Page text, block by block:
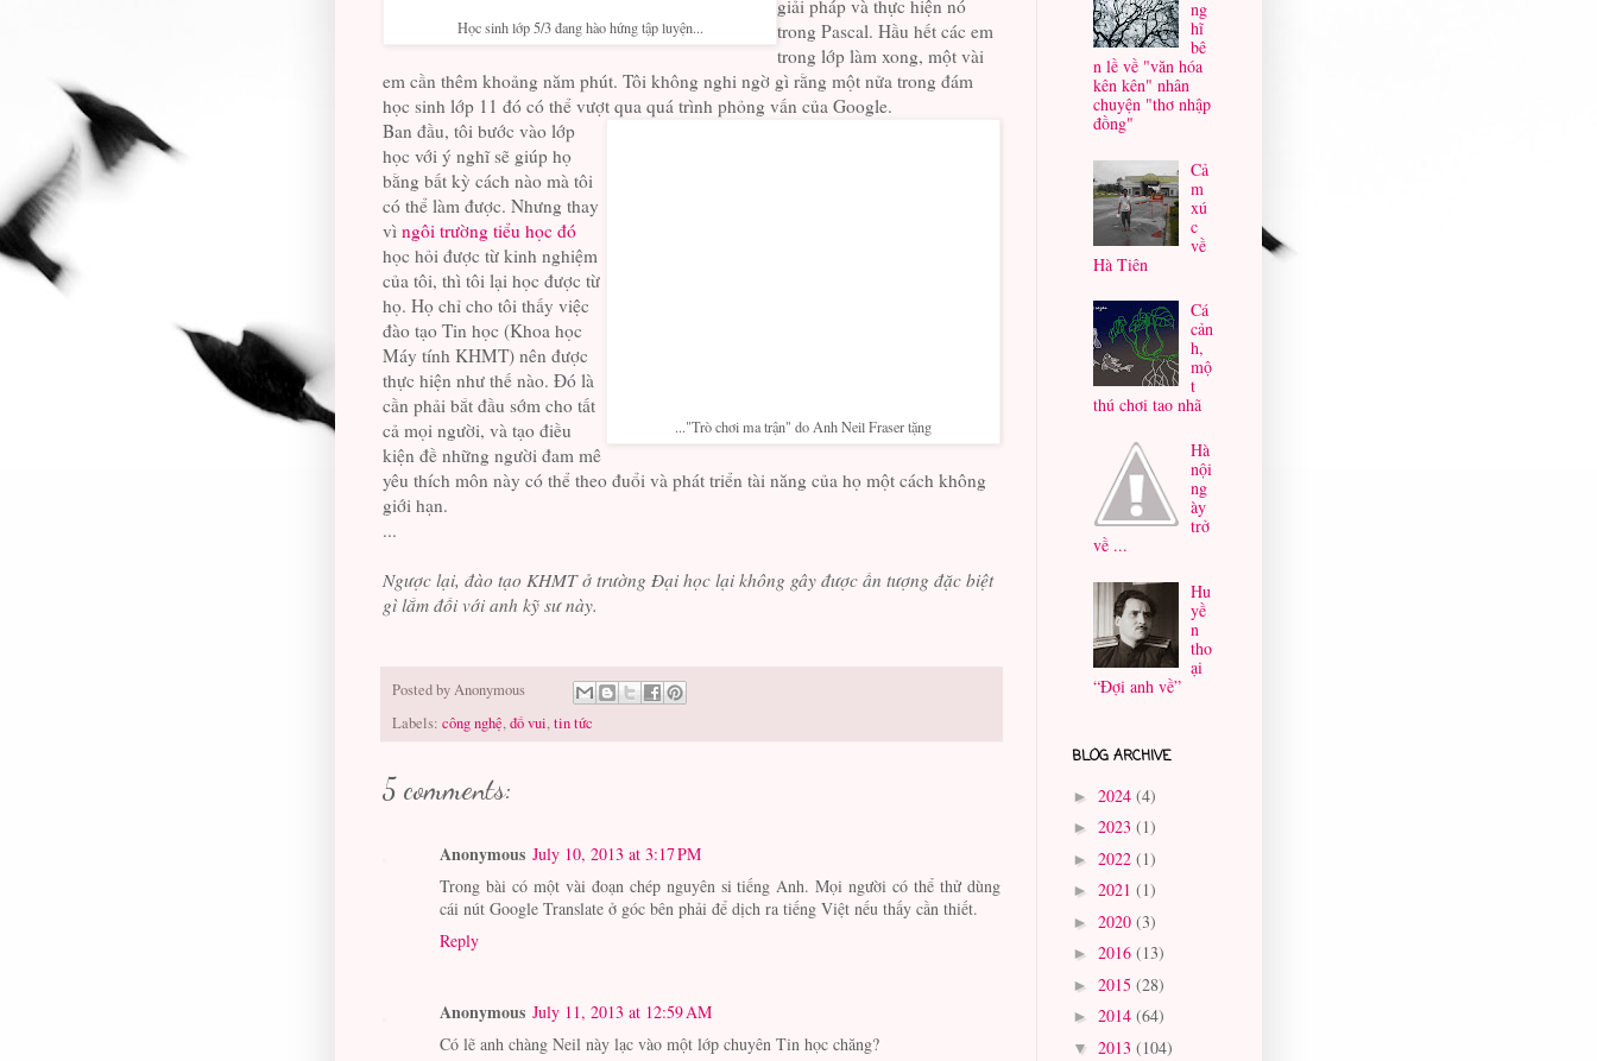
Học sinh lớp 5/3 đang hào hứng tập luyện...
giải pháp và thực hiện nó
trong Pascal. Hầu hết các em
trong lớp làm xong, một vài
em cần thêm khoảng năm phút. Tôi không nghi ngờ gì rằng một nửa trong đám
học sinh lớp 11 đó có thể vượt qua quá trình phỏng vấn của Google.
..."Trò chơi ma trận" do Anh Neil Fraser tặng
Ban đầu, tôi bước vào lớp
học với ý nghĩ sẽ giúp họ
bằng bất kỳ cách nào mà tôi
có thể làm được. Nhưng thay
vì ngôi trường tiểu học đó
học hỏi được từ kinh nghiệm
của tôi, thì tôi lại học được từ
họ. Họ chỉ cho tôi thấy việc
đào tạo Tin học (Khoa học
Máy tính KHMT) nên được
thực hiện như thế nào. Đó là
cần phải bắt đầu sớm cho tất
cả mọi người, và tạo điều
kiện đề những người đam mê
yêu thích môn này có thể theo đuổi và phát triển tài năng của họ một cách không
giới hạn.
...
Ngược lại, đào tạo KHMT ở trường Đại học lại không gây được ấn tượng đặc biệt
gì lắm đối với anh kỹ sư này.
Posted byAnonymous
Labels: công nghệ,đố vui,tin tức
5 comments:
Anonymous July 10, 2013 at 3:17 PM
Trong bài có một vài đoạn chép nguyên si tiếng Anh. Mọi người có thể thử dùng
cái nút Google Translate ở góc bên phải để dịch ra tiếng Việt nếu thấy cần thiết.
Reply
Anonymous July 11, 2013 at 12:59 AM
Có lẽ anh chàng Neil này lạc vào một lớp chuyên Tin học chăng?
ng
hĩ
bê
n lề về "văn hóa
kên kên" nhân
chuyện "thơ nhập
đồng"
Cả
m
xú
c
về
Hà Tiên
Cá
cản
h,
mộ
t
thú chơi tao nhã
Hà
nội
ng
ày
trở
về ...
Hu
yề
n
tho
ại
“Đợi anh về”
BLOG ARCHIVE
► 2024 (4)
► 2023 (1)
► 2022 (1)
► 2021 (1)
► 2020 (3)
► 2016 (13)
► 2015 (28)
► 2014 (64)
▼ 2013 (104)